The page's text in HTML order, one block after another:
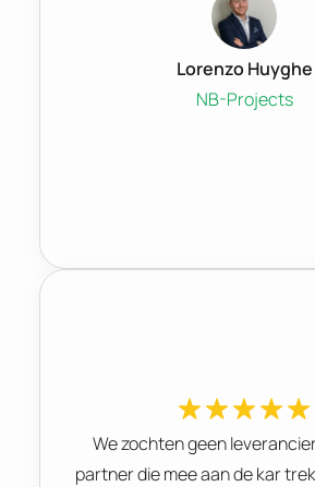
Lorenzo Huyghe
NB-Projects
We zochten geen
partner die mee aan de kar